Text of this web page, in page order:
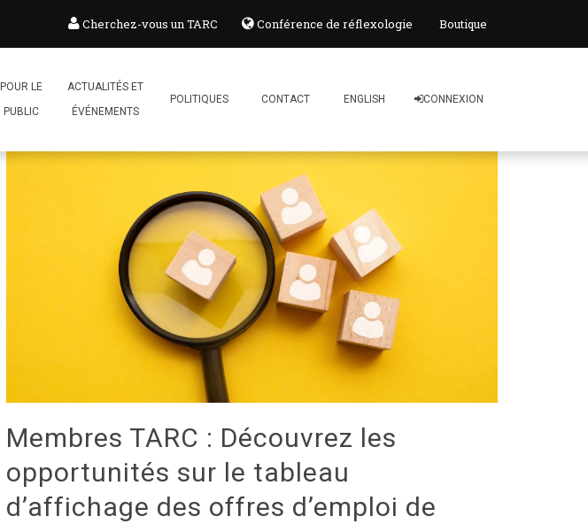
Cherchez-vous un TARC Conférence de réflexologie Boutique
POUR LE
PUBLIC
ACTUALITÉS ET
ÉVÉNEMENTS
POLITIQUES CONTACT ENGLISH CONNEXION
Membres TARC : Découvrez les
opportunités sur le tableau
d’affichage des offres d’emploi de